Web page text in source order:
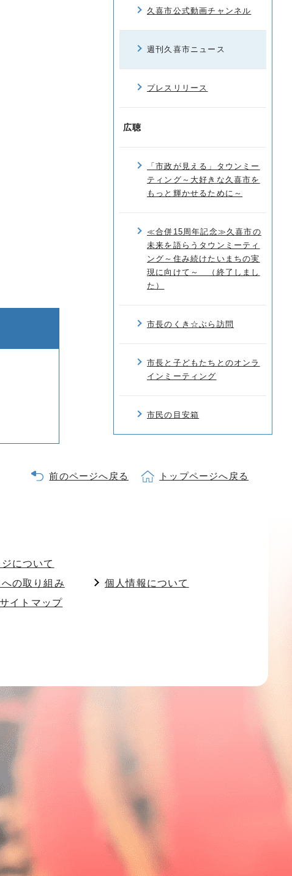
久喜市公式動画チャンネル
週刊久喜市ニュース
プレスリリース
広聴
「市政が見える」タウンミー
ティング～大好きな久喜市を
もっと輝かせるために～
≪合併15周年記念≫久喜市の
未来を語らうタウンミーティ
ング～住み続けたいまちの実
現に向けて～ （終了しまし
た）
市長のくき☆ぶら訪問
市長と子どもたちとのオンラ
インミーティング
市民の目安箱
前のページへ戻る トップページへ戻る
について
の取り組み
個人情報について
サイトマップ